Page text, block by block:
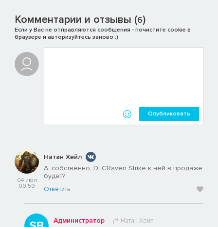
Меняйте курки, стволы, рукоятки и многое другое, чтобы
создать ваше собственное, уникальное оружие.
Испытайте ваше оружие на огневом рубеже, прежде чем
пойти с ним в реальный бой.
Доступно как для одного, так и для нескольких игроков.
Комментарии и отзывы (6)
Если у Вас не отправляются сообщения - почистите cookie в
браузере и авторизуйтесь заново :)
Опубликовать
04 июл
00:59
Натан Хейл
А, собственно, DLCRaven Strike к ней в продаже
будет?
Ответить
Администратор Натан Хейл